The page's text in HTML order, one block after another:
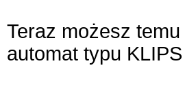
Teraz możesz
automat typu KLIPS